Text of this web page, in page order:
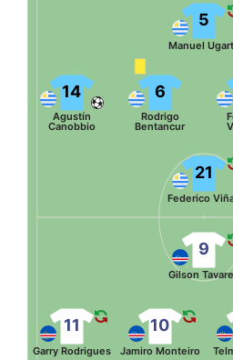
5
Manuel
6
Rodrigo
Bentancur
14
Agustín
Canobbio
21
Federico
11
Garry Rodrigues
10
Jamiro Monteiro
9
Gilson